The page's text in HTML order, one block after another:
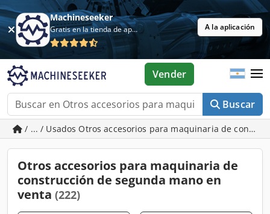
Machineseeker
Gratis en la tienda de aplicaciones A la aplicación
Buscar
Vender
/ ... / Usados Otros accesorios para maquinaria de
Otros accesorios para maquinaria de
construcción de segunda mano en
venta (222)